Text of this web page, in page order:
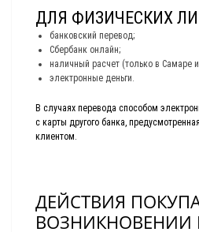
ДЛЯ ФИЗИЧЕСКИХ
банковский перевод;
Сбербанк онлайн;
наличный расчет (только в Самаре
электронные деньги.
В случаях перевода способом
с карты другого банка,
клиентом.
ДЕЙСТВИЯ
ВОЗНИКНОВЕНИИ